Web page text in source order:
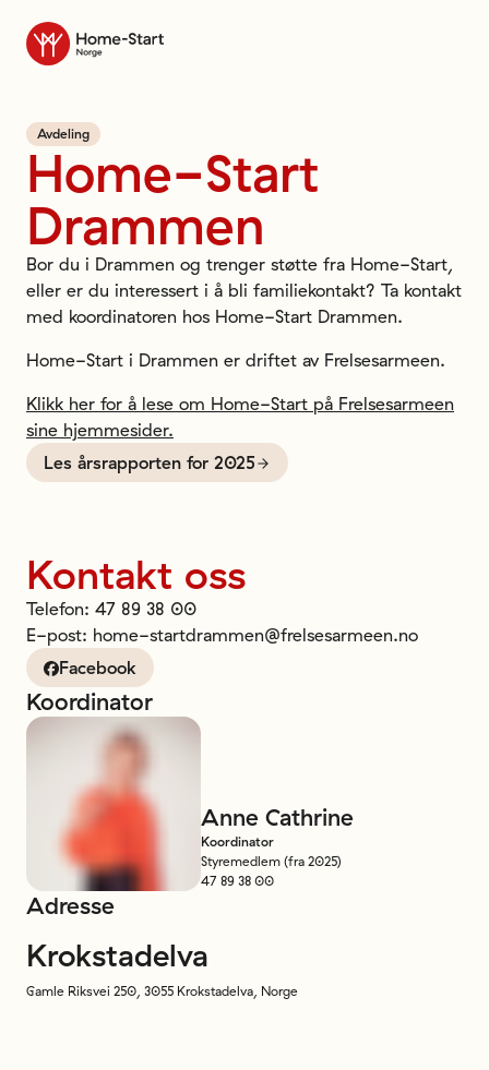
Til forsiden
Avdeling
Home-Start
Drammen
Bor du i Drammen og trenger støtte fra Home-Start,
eller er du interessert i å bli familiekontakt? Ta kontakt
med koordinatoren hos Home-Start Drammen.
Home-Start i Drammen er driftet av Frelsesarmeen.
Klikk her for å lese om Home-Start på Frelsesarmeen
sine hjemmesider.
Les årsrapporten for 2025
Kontakt oss
Telefon: 47 89 38 00
E-post: home-startdrammen@frelsesarmeen.no
Facebook
Koordinator
Anne Cathrine
Koordinator
Styremedlem (fra 2025)
47 89 38 00
Adresse
Krokstadelva
Gamle Riksvei 250, 3055 Krokstadelva, Norge